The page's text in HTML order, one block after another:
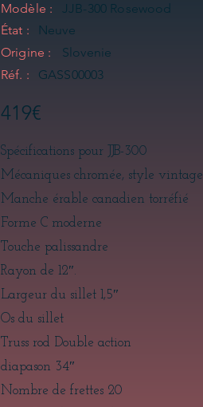
Spécifications pour JJB-300
Mécaniques chromée, style vintage
Manche érable canadien torréfié
Forme C moderne
Touche palissandre
Rayon de 12″.
Largeur du sillet 1,5″
Os du sillet
Truss rod Double action
diapason 34″
Nombre de frettes 20
Modèle :
JJB-300 Rosewood
État :
Neuve
Origine :
Slovenie
Réf. :
GASS00003
419€